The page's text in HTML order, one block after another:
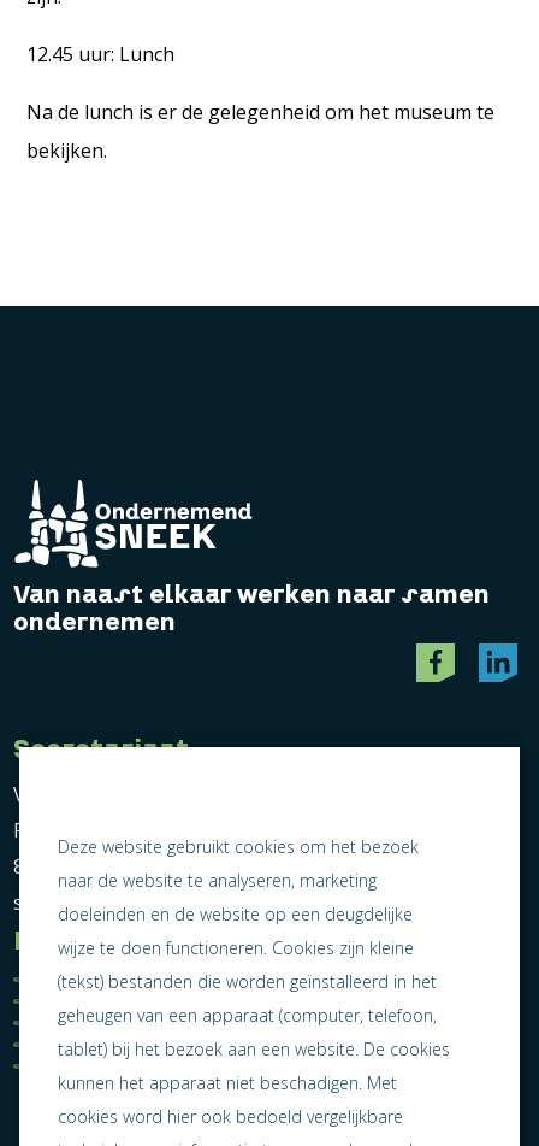
12.45 uur: Lunch
Na de lunch is er de gelegenheid om het museum te
bekijken.
Van naast elkaar werken naar samen
ondernemen
Secretariaat
Vereniging Ondernemend Sneek
Postbus 464
8600 AL Sneek
secretariaat@ondernemendsneek.nl
Informatie
Ledenoverzicht
Algemene voorwaarden
Privacy statement
Jaarverslag 2025
Nieuws
Lid worden
Contact
Deze website gebruikt cookies om het bezoek
naar de website te analyseren, marketing
doeleinden en de website op een deugdelijke
wijze te doen functioneren. Cookies zijn kleine
(tekst) bestanden die worden geïnstalleerd in het
geheugen van een apparaat (computer, telefoon,
tablet) bij het bezoek aan een website. De cookies
kunnen het apparaat niet beschadigen. Met
cookies word hier ook bedoeld vergelijkbare